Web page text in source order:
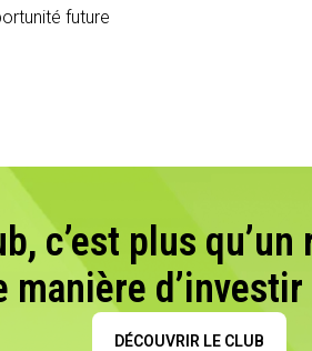
future
c’est plus
manière
DÉCOUVRIR LE CLUB